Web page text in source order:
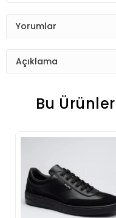
Yorumlar
Açıklama
Bu